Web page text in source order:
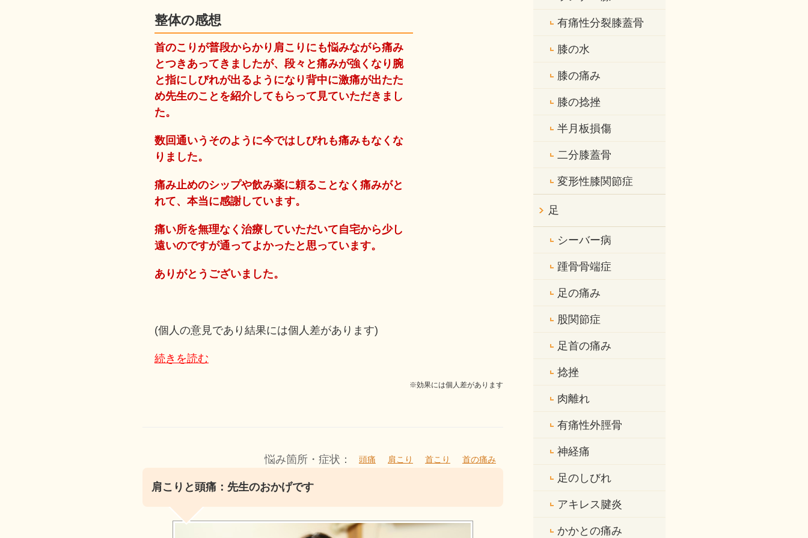
整体の感想
首のこりが普段からかり肩こりにも悩みながら痛み
とつきあってきましたが、段々と痛みが強くなり腕
と指にしびれが出るようになり背中に激痛が出たた
め先生のことを紹介してもらって見ていただきまし
た。
数回通いうそのように今ではしびれも痛みもなくな
りました。
痛み止めのシップや飲み薬に頼ることなく痛みがと
れて、本当に感謝しています。
痛い所を無理なく治療していただいて自宅から少し
遠いのですが通ってよかったと思っています。
ありがとうございました。
(個人の意見であり結果には個人差があります)
続きを読む
※効果には個人差があります
悩み箇所・症状： 頭痛 肩こり 首こり 首の痛み
肩こりと頭痛：先生のおかげです
有痛性分裂膝蓋骨
膝の水
膝の痛み
膝の捻挫
半月板損傷
二分膝蓋骨
変形性膝関節症
足
シーバー病
踵骨骨端症
足の痛み
股関節症
足首の痛み
捻挫
肉離れ
有痛性外脛骨
神経痛
足のしびれ
アキレス腱炎
かかとの痛み